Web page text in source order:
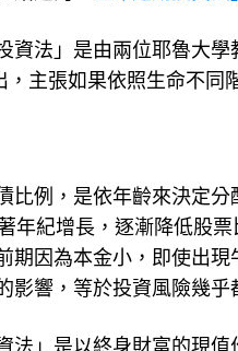
資法」是由兩位耶魯大
主張如果依照生命不同
比例，是依年齡來決定
年紀增長，逐漸降低股
期因為本金小，即使出